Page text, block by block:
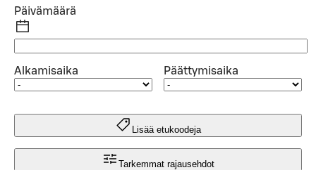
Päivämäärä
Alkamisaika Päättymisaika
Lisää etukoodeja
Tarkemmat rajausehdot